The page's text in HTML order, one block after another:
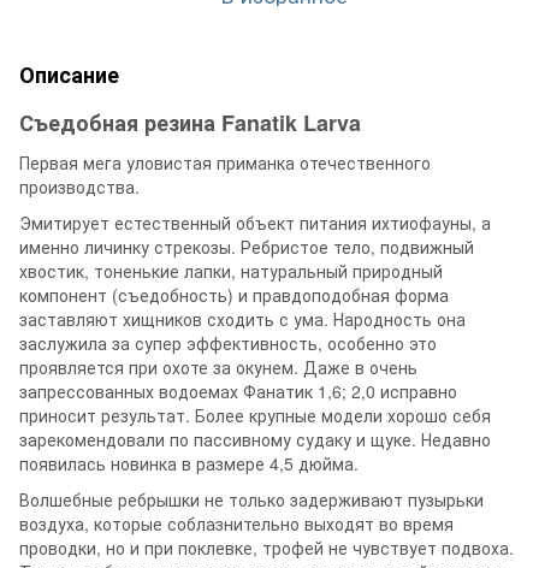
Описание
Съедобная резина Fanatik Larva
Первая мега уловистая приманка отечественного
производства.
Эмитирует естественный объект питания ихтиофауны, а
именно личинку стрекозы. Ребристое тело, подвижный
хвостик, тоненькие лапки, натуральный природный
компонент (съедобность) и правдоподобная форма
заставляют хищников сходить с ума. Народность она
заслужила за супер эффективность, особенно это
проявляется при охоте за окунем. Даже в очень
запрессованных водоемах Фанатик 1,6; 2,0 исправно
приносит результат. Более крупные модели хорошо себя
зарекомендовали по пассивному судаку и щуке. Недавно
появилась новинка в размере 4,5 дюйма.
Волшебные ребрышки не только задерживают пузырьки
воздуха, которые соблазнительно выходят во время
проводки, но и при поклевке, трофей не чувствует подвоха.